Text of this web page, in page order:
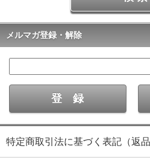
メルマガ登録・解除
特定商取引法に基づく表記（返品